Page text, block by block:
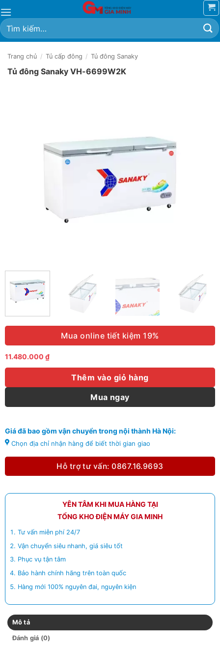
qua
nội
dung
Tìm
kiếm:
Trang chủ / Tủ cấp đông / Tủ đông Sanaky
Tủ đông Sanaky VH-6699W2K
Mua online tiết kiệm 19%
11.480.000 ₫
Thêm vào giỏ hàng
Mua ngay
Giá đã bao gồm vận chuyển trong nội thành Hà Nội:
Chọn địa chỉ nhận hàng để biết thời gian giao
Hỗ trợ tư vấn: 0867.16.9693
YÊN TÂM KHI MUA HÀNG TẠI
TỔNG KHO ĐIỆN MÁY GIA MINH
Tư vấn miễn phí 24/7
Vận chuyển siêu nhanh, giá siêu tốt
Phục vụ tận tâm
Bảo hành chính hãng trên toàn quốc
Hàng mới 100% nguyên đai, nguyên kiện
Mô tả
Đánh giá (0)